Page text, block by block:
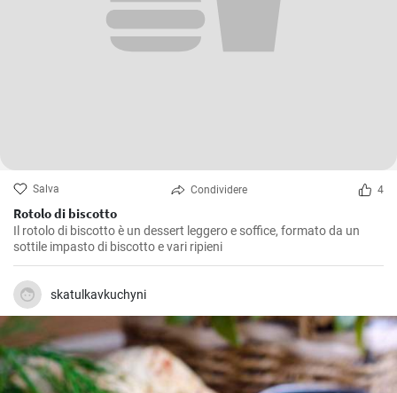
Salva Condividere 4
Rotolo di biscotto
Il rotolo di biscotto è un dessert leggero e soffice, formato da un
sottile impasto di biscotto e vari ripieni
skatulkavkuchyni